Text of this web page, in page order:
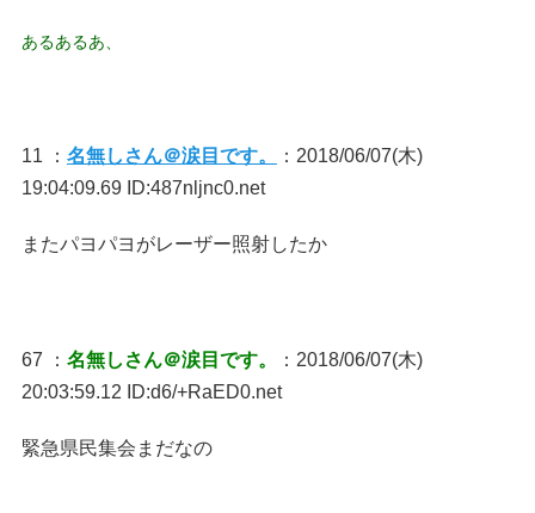
あるあるあ、
11 ： 名無しさん＠涙目です。
：2018/06/07(木)
19:04:09.69 ID:487nljnc0.net
またパヨパヨがレーザー照射したか
67 ： 名無しさん＠涙目です。
：2018/06/07(木)
20:03:59.12 ID:d6/+RaED0.net
緊急県民集会まだなの